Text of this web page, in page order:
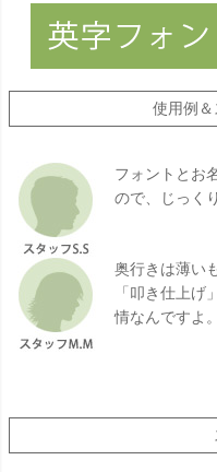
使用例
フォントとお
ので、じっく
奥行きは薄い
「叩き仕上げ
情なんですよ。